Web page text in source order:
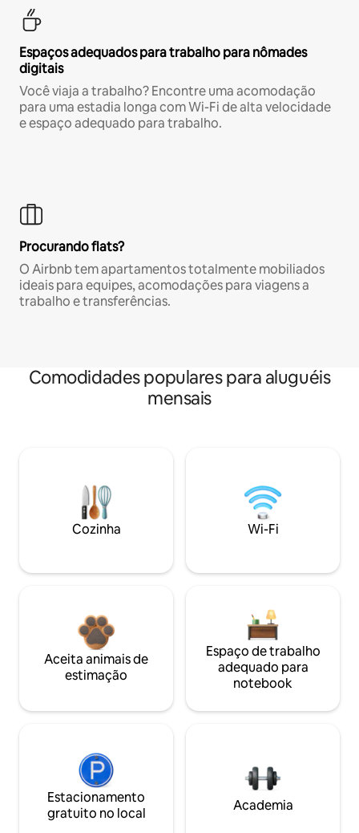
Espaços adequados para trabalho para nômades
digitais
Você viaja a trabalho? Encontre uma acomodação
para uma estadia longa com Wi-Fi de alta velocidade
e espaço adequado para trabalho.
Procurando flats?
O Airbnb tem apartamentos totalmente mobiliados
ideais para equipes, acomodações para viagens a
trabalho e transferências.
Comodidades populares para aluguéis
mensais
Cozinha Wi-Fi
Aceita animais de
estimação
Espaço de trabalho
adequado para
notebook
Estacionamento
gratuito no local
Academia